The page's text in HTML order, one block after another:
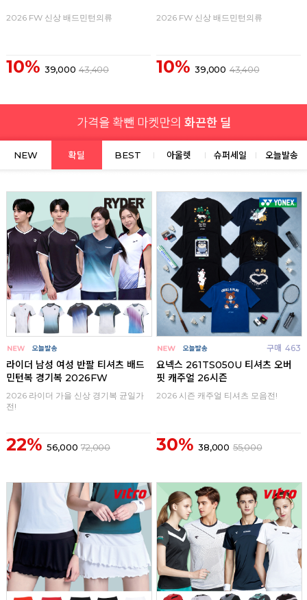
2026 FW 신상 배드민턴의류
10% 39,000 43,400
2026 FW 신상 배드민턴의류
10% 39,000 43,400
NEW 확딜 BEST 아울렛 슈퍼세일 오늘발송
라이더 남성 여성 반팔 티셔츠 배드
민턴복 경기복 2026FW
2026 라이더 가을 신상 경기복 균일가
전!
22% 56,000 72,000
구매 463
요넥스 261TS050U 티셔츠 오버
핏 캐주얼 26시즌
2026 시즌 캐주얼 티셔츠 모음전!
30% 38,000 55,000